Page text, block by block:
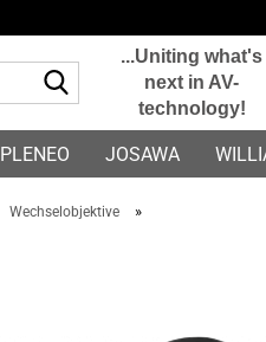
E-Mail
Passwort
...Uniting what's
next in AV-
technology!
PLENEO JOSAWA
Wechselobjektive »